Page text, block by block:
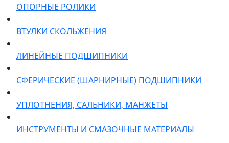
ОПОРНЫЕ РОЛИКИ
ВТУЛКИ СКОЛЬЖЕНИЯ
ЛИНЕЙНЫЕ ПОДШИПНИКИ
СФЕРИЧЕСКИЕ (ШАРНИРНЫЕ) ПОДШИПНИКИ
УПЛОТНЕНИЯ, САЛЬНИКИ, МАНЖЕТЫ
ИНСТРУМЕНТЫ И СМАЗОЧНЫЕ МАТЕРИАЛЫ